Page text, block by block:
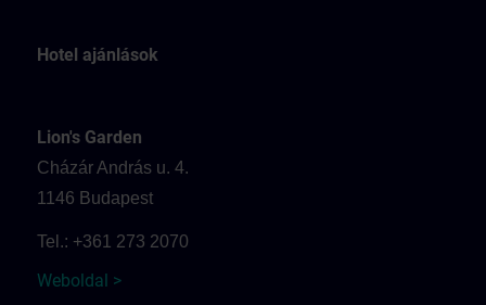
Hotel ajánlások
Lion's Garden
Cházár András u. 4.
1146 Budapest
Tel.: +361 273 2070
Weboldal >